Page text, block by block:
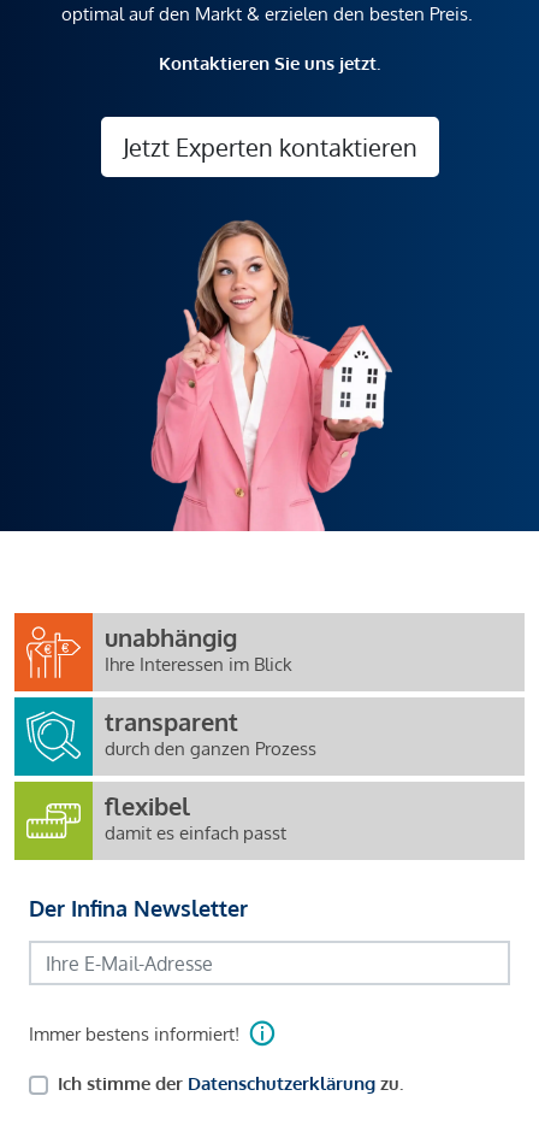
optimal auf den Markt & erzielen den besten Preis.
Kontaktieren Sie uns jetzt.
Jetzt Experten kontaktieren
unabhängig
Ihre Interessen im Blick
transparent
durch den ganzen Prozess
flexibel
damit es einfach passt
Der Infina Newsletter
Immer bestens informiert!
Ich stimme der Datenschutzerklärung zu.